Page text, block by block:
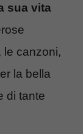
sua vita
le canzoni,
la bella
di tante